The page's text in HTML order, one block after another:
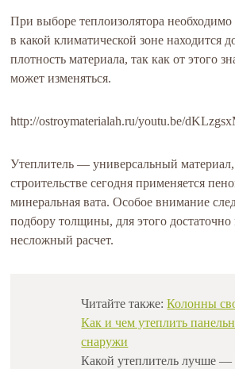
При выборе теплоизолятора необходимо
в какой климатической зоне находится
плотность материала, так как от этого
может изменяться.
http://ostroymaterialah.ru/youtu.be/
Утеплитель — универсальный материал,
строительстве сегодня применяется
минеральная вата. Особое внимание
подбору толщины, для этого достаточно
несложный расчет.
Читайте также:Колонны
Как и чем утеплить
снаружи
Какой утеплитель лучше—